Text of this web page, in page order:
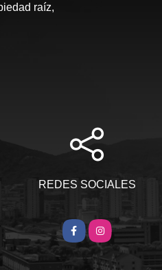
raíz,
REDES SOCIALES
FacebookInstagram